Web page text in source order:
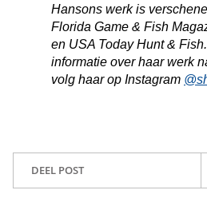
Hansons werk is
Florida Game & Fish
en USA Today Hunt &
informatie over haar werk
volg haar op Instagram
DEEL POST